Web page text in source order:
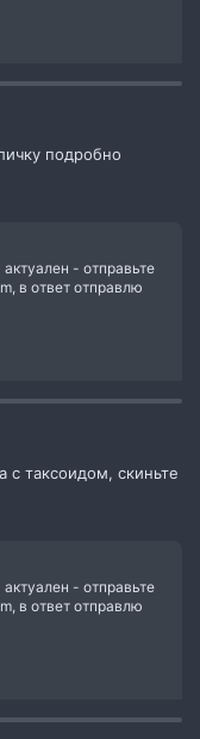
подробно
- отправьте
в ответ отправлю
с таксоидом, скиньте
- отправьте
в ответ отправлю